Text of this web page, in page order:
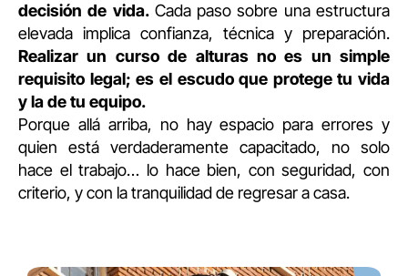
decisión de vida.Cada paso sobre una estructura
elevada implica confianza, técnica y preparación.
Realizar un curso de alturas no es un simple
requisito legal; es el escudo que protege tu vida
y la de tu equipo.
Porque allá arriba, no hay espacio para errores y
quien está verdaderamente capacitado, no solo
hace el trabajo… lo hace bien, con seguridad, con
criterio, y con la tranquilidad de regresar a casa.